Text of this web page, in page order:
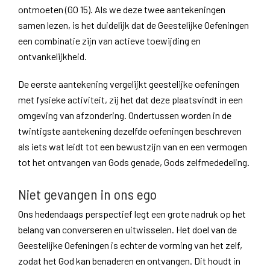
ontmoeten (GO 15). Als we deze twee aantekeningen
samen lezen, is het duidelijk dat de Geestelijke Oefeningen
een combinatie zijn van actieve toewijding en
ontvankelijkheid.
De eerste aantekening vergelijkt geestelijke oefeningen
met fysieke activiteit, zij het dat deze plaatsvindt in een
omgeving van afzondering. Ondertussen worden in de
twintigste aantekening dezelfde oefeningen beschreven
als iets wat leidt tot een bewustzijn van en een vermogen
tot het ontvangen van Gods genade, Gods zelfmededeling.
Niet gevangen in ons ego
Ons hedendaags perspectief legt een grote nadruk op het
belang van converseren en uitwisselen. Het doel van de
Geestelijke Oefeningen is echter de vorming van het zelf,
zodat het God kan benaderen en ontvangen. Dit houdt in